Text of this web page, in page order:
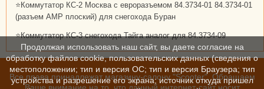
⭐Коммутатор КС-2 Москва с евроразъемом 84.3734-01 84.3734-01
(разъем АМР плоский) для снегохода Буран
⭐Коммутатор КС-3 снегохода Тайга аналог для 84.3734-09
Все права принадлежат магазину-салону "Scooter". Обращаем
Продолжая использовать наш сайт, вы даете согласие на
обработку файлов cookie, пользовательских данных (сведения о
местоположении; тип и версия ОС; тип и версия Браузера; тип
устройства и разрешение его экрана; источник откуда пришел